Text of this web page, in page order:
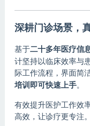
深耕门诊场景，
基于二十多年医疗信
计坚持以临床效率与
际工作流程，界面简
培训即可快速上手。
有效提升医护工作效
高效，让诊疗更专注。